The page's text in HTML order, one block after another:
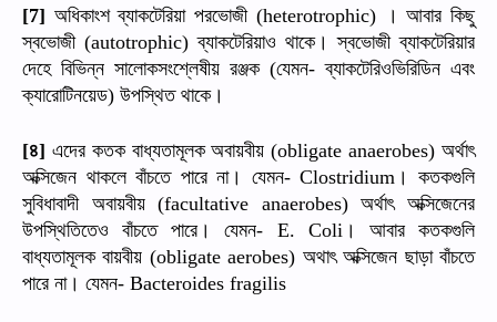
[7] অধিকাংশ ব্যাকটেরিয়া পরভোজী(heterotrophic) । আবার কিছু
স্বভোজী(autotrophic)ব্যাকটেরিয়াও থাকে। স্বভোজী ব্যাকটেরিয়ার
দেহে বিভিন্ন সালোকসংশ্লেষীয় রঞ্জক(যেমন-ব্যাকটেরিওভিরিডিন এবং
ক্যারোটিনয়েড) উপস্থিত থাকে।
[৪] এদের কতক বাধ্যতামূলক অবায়বীয় (obligate anaerobes)অর্থাৎ
অক্সিজেন থাকলে বাঁচতে পারে না। যেমন- Clostridium । কতকগুলি
সুবিধাবাদী অবায়বীয়(facultative anaerobes)অর্থাৎ অক্সিজেনের
উপস্থিতিতেও বাঁচতে পারে। যেমন- E. Coli । আবার কতকগুলি
বাধ্যতামূলক বায়বীয় (obligate aerobes) অথাৎ অক্সিজেন ছাড়া বাঁচতে
পারে না। যেমন- Bacteroides fragilis